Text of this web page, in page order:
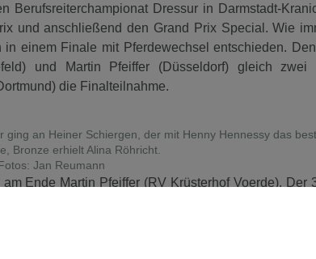
Berufsreiterchampionat Dressur in Darmstadt-
und anschließend den Grand Prix Special. Wie
einem Finale mit Pferdewechsel entschieden.
und Martin Pfeiffer (Düsseldorf) gleich zwei
die Finalteilnahme.
an Heiner Schiergen, der mit Henny Hennessy das
Bronze erhielt Alina Röhricht.
Jan Reumann
Ende Martin Pfeiffer (RV Krüsterhof Voerde). Der